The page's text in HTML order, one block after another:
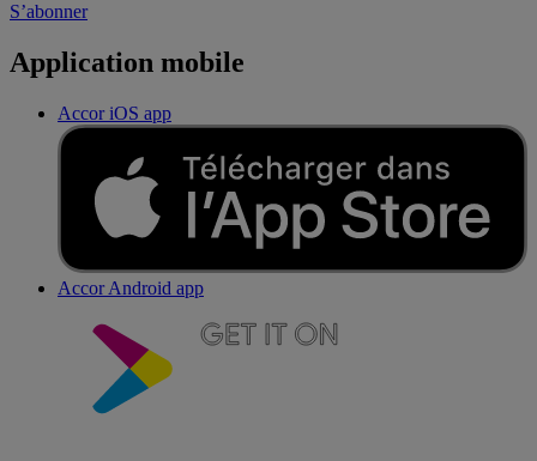
S’abonner
Application mobile
Accor iOS app
Accor Android app